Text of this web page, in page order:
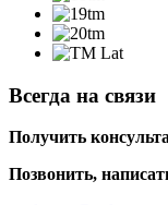
Всегда на связи
Получить
Позвонить,